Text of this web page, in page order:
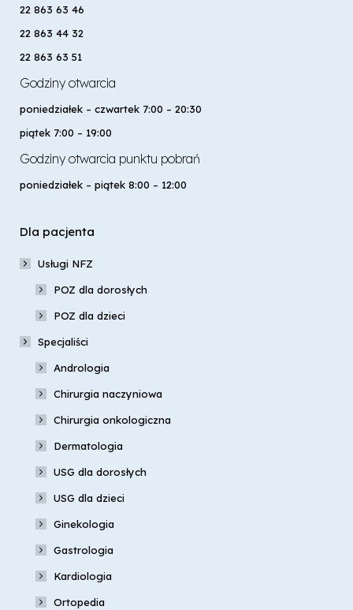
22 863 63 46
22 863 44 32
22 863 63 51
Godziny otwarcia
poniedziałek – czwartek 7:00 – 20:30
piątek 7:00 – 19:00
Godziny otwarcia punktu pobrań
poniedziałek – piątek 8:00 – 12:00
Dla pacjenta
Usługi NFZ
POZ dla dorosłych
POZ dla dzieci
Specjaliści
Andrologia
Chirurgia naczyniowa
Chirurgia onkologiczna
Dermatologia
USG dla dorosłych
USG dla dzieci
Ginekologia
Gastrologia
Kardiologia
Ortopedia